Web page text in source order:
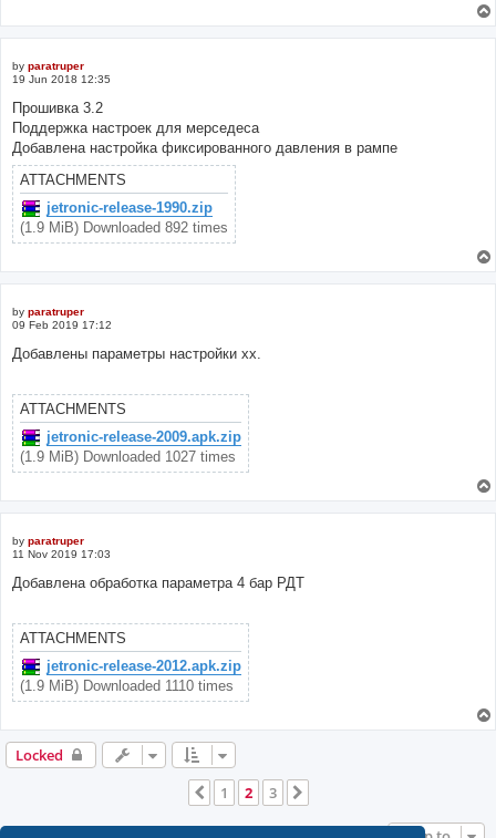
by paratruper
19 Jun 2018 12:35
Прошивка 3.2
Поддержка настроек для мерседеса
Добавлена настройка фиксированного давления в рампе
ATTACHMENTS
jetronic-release-1990.zip
(1.9 MiB) Downloaded 892 times
by paratruper
09 Feb 2019 17:12
Добавлены параметры настройки хх.
ATTACHMENTS
jetronic-release-2009.apk.zip
(1.9 MiB) Downloaded 1027 times
by paratruper
11 Nov 2019 17:03
Добавлена обработка параметра 4 бар РДТ
ATTACHMENTS
jetronic-release-2012.apk.zip
(1.9 MiB) Downloaded 1110 times
Locked
Previous
1 2 3